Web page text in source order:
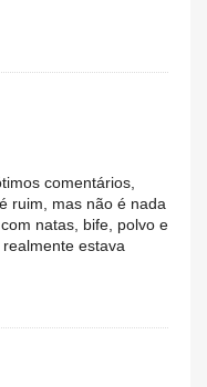
comentários,
ruim, mas não é nada
natas, bife, polvo e
estava